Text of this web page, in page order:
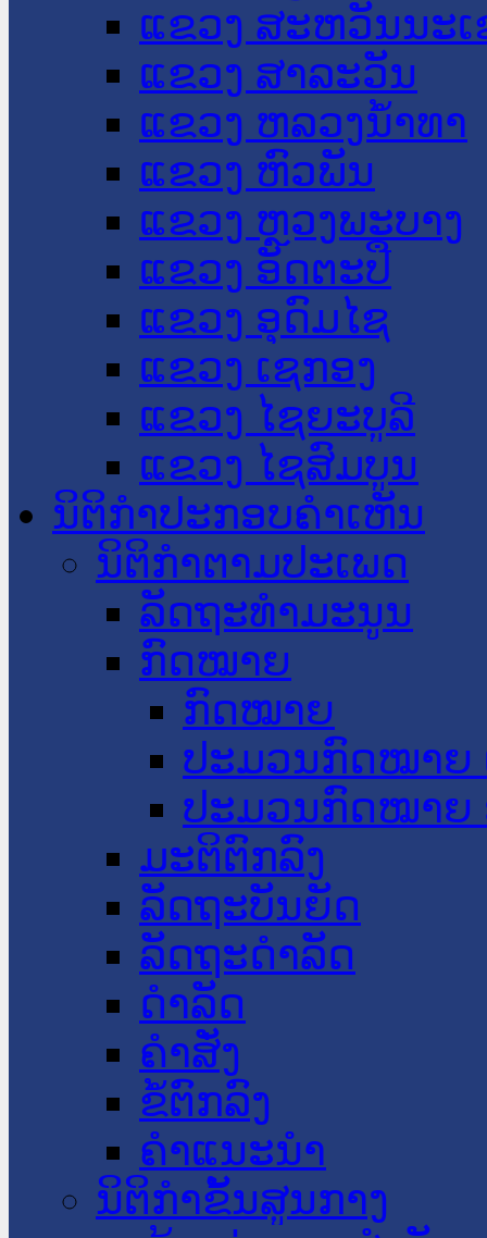
ແຂວງ ສະຫວັນນະ
ແຂວງ ສາລະວັນ
ແຂວງ ຫລວງນໍ້າທາ
ແຂວງ ຫົວພັນ
ແຂວງ ຫຼວງພະບາງ
ແຂວງ ອັດຕະປື
ແຂວງ ອຸດົມໄຊ
ແຂວງ ເຊກອງ
ແຂວງ ໄຊຍະບູລີ
ແຂວງ ໄຊສົມບູນ
ນິຕິກໍາປະກອບຄໍາເຫັນ
ນິຕິກໍາຕາມປະເພດ
ລັດຖະທໍາມະນູນ
ກົດໝາຍ
ກົດໝາຍ
ປະມວນກົດໝາຍ
ປະມວນກົດໝາຍ
ມະຕິຕົກລົງ
ລັດຖະບັນຍັດ
ລັດຖະດໍາລັດ
ດໍາລັດ
ຄໍາສັ່ງ
ຂໍ້ຕົກລົງ
ຄໍາແນະນໍາ
ນິຕິກຳຂັ້ນສູນກາງ